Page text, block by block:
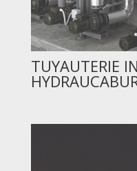
TUYAUTERIE